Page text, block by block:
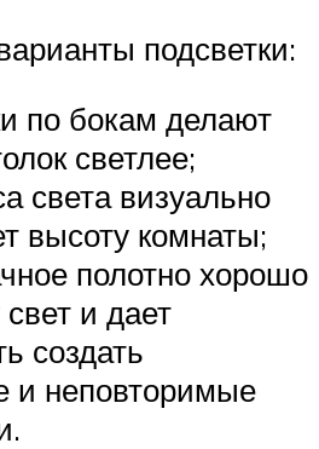
подсветки:
по бокам делают
светлее;
света визуально
высоту комнаты;
полотно хорошо
и дает
создать
и неповторимые